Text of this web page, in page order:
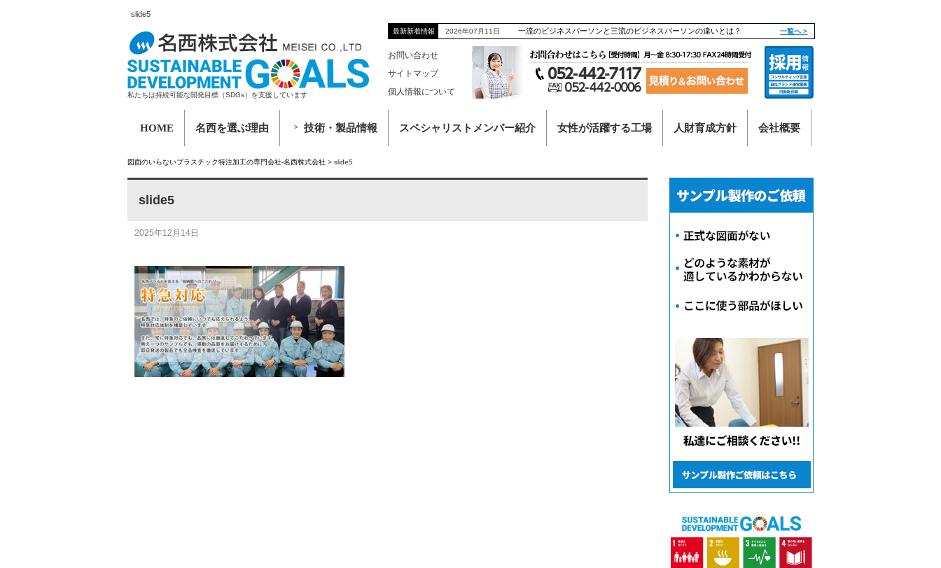
slide5
私たちは持続可能な開発目標（SDGs）を支援しています
最新新着情報 2026年07月11日 一流のビジネスパーソンと三流のビジネスパーソンの違いとは？ 一覧へ >
お問い合わせ
サイトマップ
個人情報について
HOME 名西を選ぶ理由 技術・製品情報 スペシャリストメンバー紹介 女性が活躍する工場 人財育成方針 会社概要
図面のいらないプラスチック特注加工の専門会社-名西株式会社 > slide5
slide5
2025年12月14日